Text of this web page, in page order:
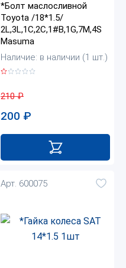
*Болт маслосливной
Toyota /18*1.5/
2L,3L,1C,2C,1#B,1G,7M,4S
Masuma
Наличие: в наличии (1 шт.)
210₽
200 ₽
Арт. 600075